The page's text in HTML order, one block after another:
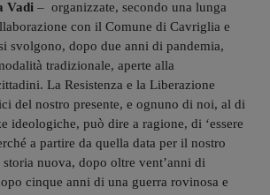
Vadi – organizzate, secondo una lunga
con il Comune di Cavriglia e
svolgono, dopo due anni di pandemia,
tradizionale, aperte alla
La Resistenza e la Liberazione
del nostro presente, e ognuno di noi, al di
ideologiche, può dire a ragione, di ‘essere
a partire da quella data per il nostro
nuova, dopo oltre vent’anni di
cinque anni di una guerra rovinosa e